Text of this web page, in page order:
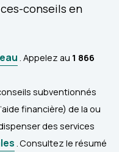
conseils en
. Appelez au 1 866
subventionnés
financière) de la ou
des services
. Consultez le résumé